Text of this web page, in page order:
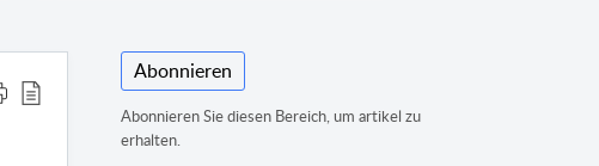
Abonnieren
Abonnieren Sie diesen Bereich, um artikel zu
erhalten.